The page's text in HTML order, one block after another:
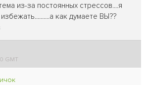
из-за постоянных стрессов....я
как думаете ВЫ??
GMT